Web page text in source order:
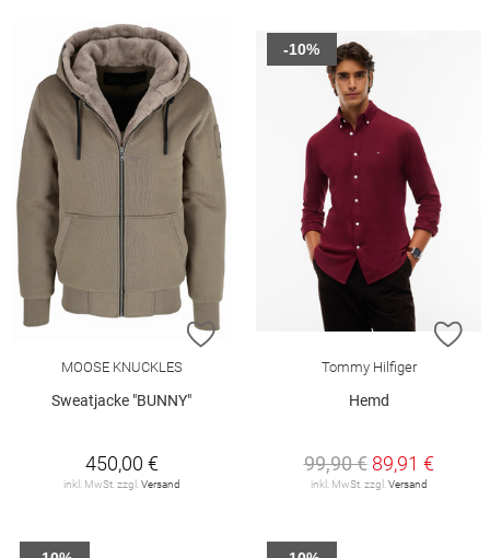
ZUR WUNSCHLISTE HINZUFÜGEN
MOOSE KNUCKLES
Sweatjacke "BUNNY"
450,00 €
inkl. MwSt. zzgl. Versand
Tommy Hilfiger
Hemd
99,90 € 89,91 €
inkl. MwSt. zzgl. Versand
-10%